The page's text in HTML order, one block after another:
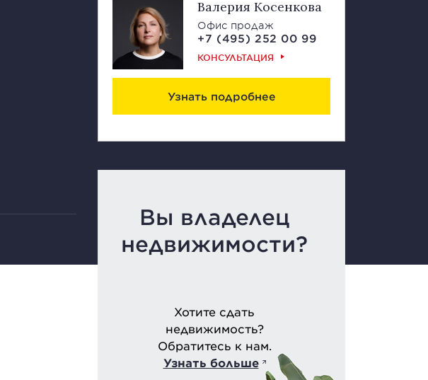
Валерия Косенкова
Офис продаж
+7 (495) 252 00 99
КОНСУЛЬТАЦИЯ
Узнать подробнее
Вы владелец
недвижимости?
Хотите сдать
недвижимость?
Обратитесь к нам.
Узнать больше